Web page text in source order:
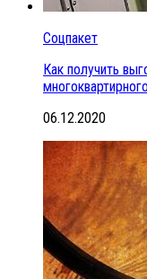
Соцпакет
Как получить
06.12.2020